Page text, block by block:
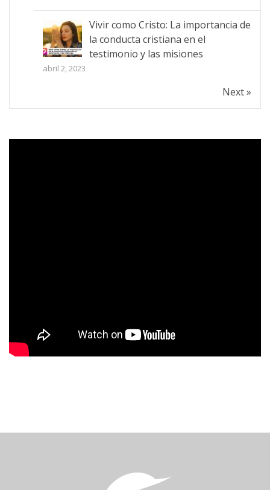
Vivir como Cristo: La importancia de
la conducta cristiana en el
testimonio y las misiones
abril 2, 2023
Next »